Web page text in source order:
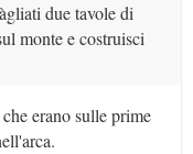
due tavole di
monte e costruisci
erano sulle prime